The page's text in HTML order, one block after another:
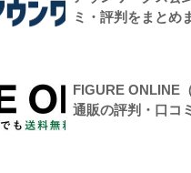
ミ・評判をまとめ
FIGURE ONLINE
通販の評判・口コ